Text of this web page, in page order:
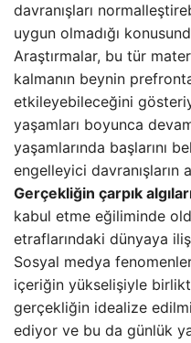
davranışları
uygun olmadığı
Araştırmalar, bu tür
kalmanın beynin
etkileyebileceğini
yaşamları boyunca
yaşamlarında başlarını
engelleyici davranışların
Gerçekliğin çarpık
kabul etme eğiliminde
etraflarındaki dünyaya
Sosyal medya
içeriğin yükselişiyle
gerçekliğin idealize
ediyor ve bu da günlük